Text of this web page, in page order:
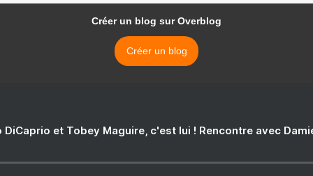
Créer un blog sur Overblog
Créer un blog
DiCaprio et Tobey Maguire, c'est lui ! Rencontre avec